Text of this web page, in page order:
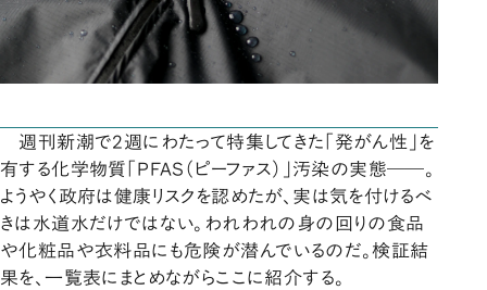
週刊新潮で2週にわたって特集してきた「発がん性」を
有する化学物質「PFAS（ピーファス）」汚染の実態――。
ようやく政府は健康リスクを認めたが、実は気を付けるべ
きは水道水だけではない。われわれの身の回りの食品
や化粧品や衣料品にも危険が潜んでいるのだ。検証結
果を、一覧表にまとめながらここに紹介する。